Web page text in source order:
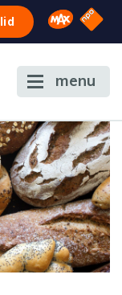
Omroep
NPO
menu